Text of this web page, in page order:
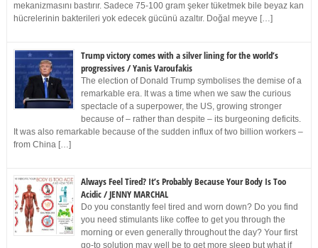
mekanizmasını bastırır. Sadece 75-100 gram şeker tüketmek bile beyaz kan
hücrelerinin bakterileri yok edecek gücünü azaltır. Doğal meyve […]
Trump victory comes with a silver lining for the world’s
progressives / Yanis Varoufakis
The election of Donald Trump symbolises the demise of a
remarkable era. It was a time when we saw the curious
spectacle of a superpower, the US, growing stronger
because of – rather than despite – its burgeoning deficits.
It was also remarkable because of the sudden influx of two billion workers –
from China […]
Always Feel Tired? It’s Probably Because Your Body Is Too
Acidic / JENNY MARCHAL
Do you constantly feel tired and worn down? Do you find
you need stimulants like coffee to get you through the
morning or even generally throughout the day? Your first
go-to solution may well be to get more sleep but what if